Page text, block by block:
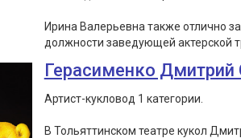
Ирина Валерьевна также отлично
должности заведующей актерской
Герасименко Дмитрий
Артист-кукловод 1 категории.
В Тольяттинском театре кукол